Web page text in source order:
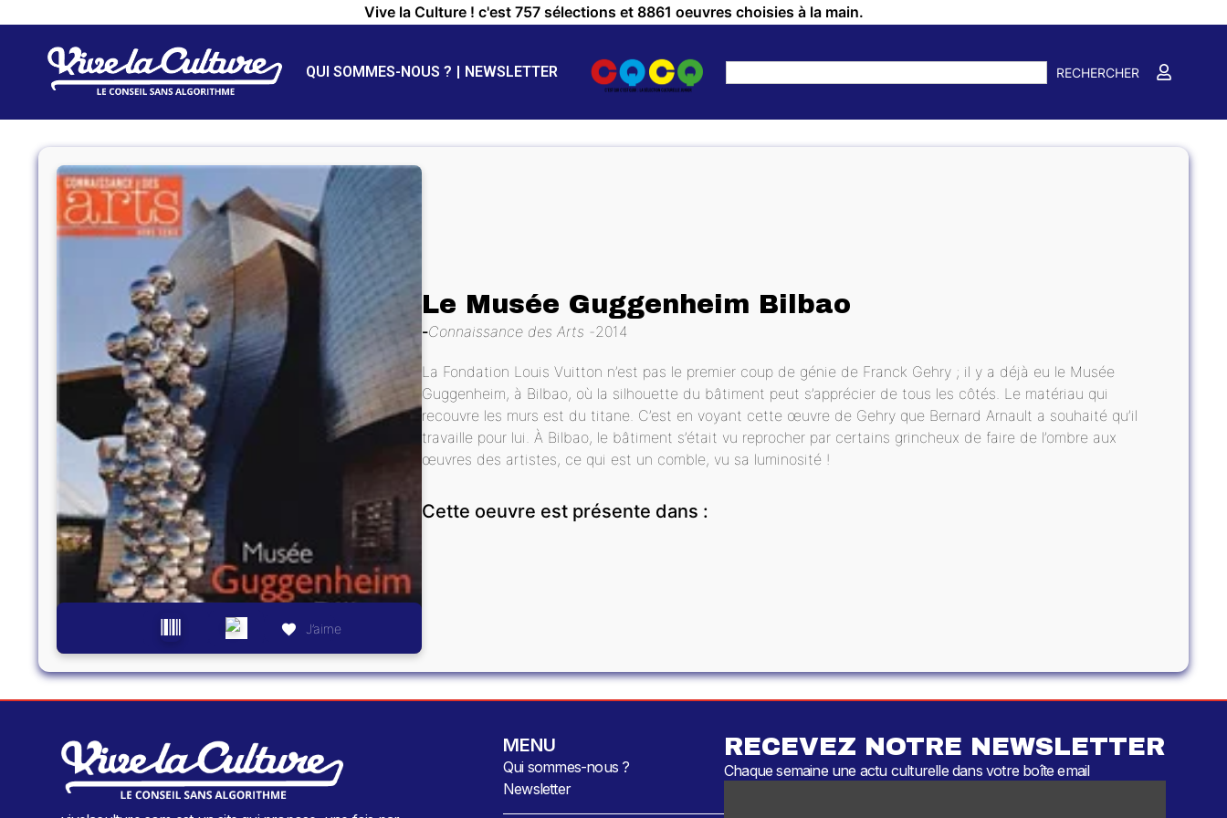
Vive la Culture ! c'est 757 sélections et 8861 oeuvres choisies à la main.
QUI SOMMES-NOUS ? NEWSLETTER RECHERCHER
J’aime
Le Musée Guggenheim Bilbao
Connaissance des Arts 2014
La Fondation Louis Vuitton n’est pas le premier coup de génie de Franck Gehry ; il y a déjà eu le Musée
Guggenheim, à Bilbao, où la silhouette du bâtiment peut s’apprécier de tous les côtés. Le matériau qui
recouvre les murs est du titane. C’est en voyant cette œuvre de Gehry que Bernard Arnault a souhaité qu’il
travaille pour lui. À Bilbao, le bâtiment s’était vu reprocher par certains grincheux de faire de l’ombre aux
œuvres des artistes, ce qui est un comble, vu sa luminosité !
Cette oeuvre est présente dans :
MENU
Qui sommes-nous ?
Newsletter
RECEVEZ NOTRE NEWSLETTER
Chaque semaine une actu culturelle dans votre boîte email